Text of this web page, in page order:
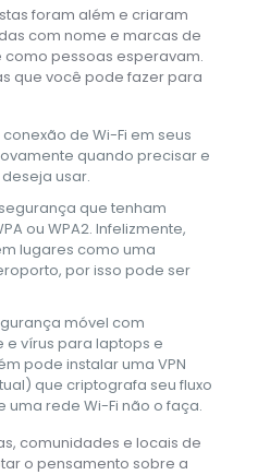
foram além e criaram
com nome e marcas de
pessoas esperavam.
que você pode fazer para
de Wi-Fi em seus
quando precisar e
usar.
que tenham
ou WPA2. Infelizmente,
lugares como uma
por isso pode ser
móvel com
vírus para laptops e
pode instalar uma VPN
que criptografa seu fluxo
uma rede Wi-Fi não o faça.
comunidades e locais de
o pensamento sobre a